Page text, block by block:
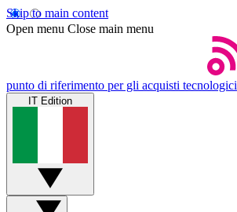
Skip to main content
Open menu Close main menu
punto di riferimento per gli acquisti tecnologici
IT Edition